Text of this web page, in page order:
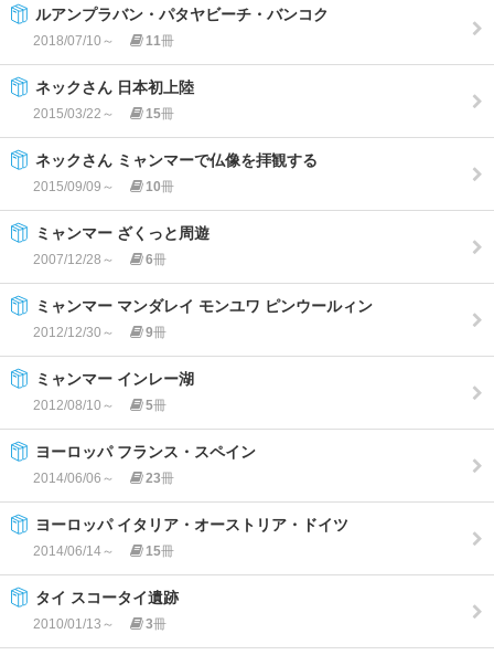
ルアンプラバン・パタヤビーチ・バンコク
2018/07/10～ 11冊
ネックさん 日本初上陸
2015/03/22～ 15冊
ネックさん ミャンマーで仏像を拝観する
2015/09/09～ 10冊
ミャンマー ざくっと周遊
2007/12/28～ 6冊
ミャンマー マンダレイ モンユワ ピンウールィン
2012/12/30～ 9冊
ミャンマー インレー湖
2012/08/10～ 5冊
ヨーロッパ フランス・スペイン
2014/06/06～ 23冊
ヨーロッパ イタリア・オーストリア・ドイツ
2014/06/14～ 15冊
タイ スコータイ遺跡
2010/01/13～ 3冊